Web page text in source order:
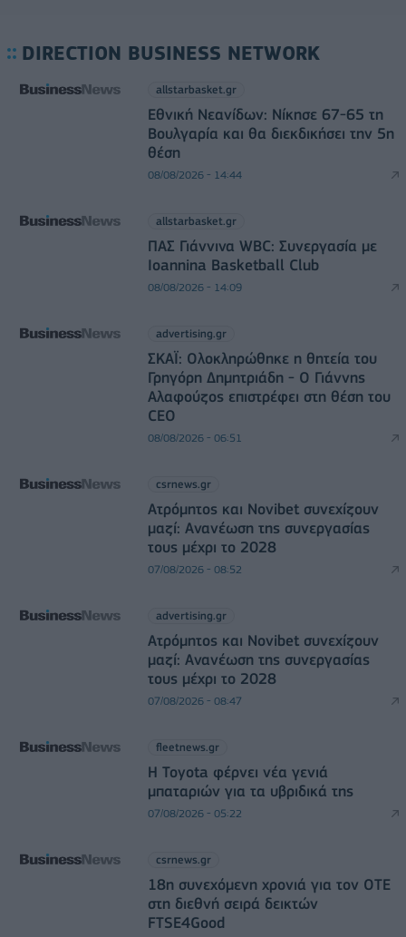
DIRECTION BUSINESS NETWORK
allstarbasket.gr
Εθνική Νεανίδων: Νίκησε 67-65 τη
Βουλγαρία και θα διεκδικήσει την 5η
θέση
08/08/2026 - 14:44
allstarbasket.gr
ΠΑΣ Γιάννινα WBC: Συνεργασία με
Ioannina Basketball Club
08/08/2026 - 14:09
advertising.gr
ΣΚΑΪ: Ολοκληρώθηκε η θητεία του
Γρηγόρη Δημητριάδη - Ο Γιάννης
Αλαφούζος επιστρέφει στη θέση του
CEO
08/08/2026 - 06:51
csrnews.gr
Ατρόμητος και Novibet συνεχίζουν
μαζί: Ανανέωση της συνεργασίας
τους μέχρι το 2028
07/08/2026 - 08:52
advertising.gr
Ατρόμητος και Novibet συνεχίζουν
μαζί: Ανανέωση της συνεργασίας
τους μέχρι το 2028
07/08/2026 - 08:47
fleetnews.gr
Η Toyota φέρνει νέα γενιά
μπαταριών για τα υβριδικά της
07/08/2026 - 05:22
csrnews.gr
18η συνεχόμενη χρονιά για τον ΟΤΕ
στη διεθνή σειρά δεικτών
FTSE4Good